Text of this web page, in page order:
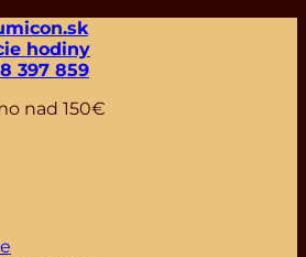
hodiny
397 859
nad 150€